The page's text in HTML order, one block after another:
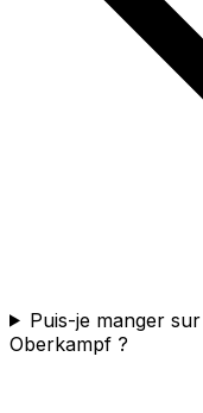
Puis-je manger
Oberkampf ?